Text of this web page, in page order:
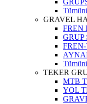
GRAVEL
FREN
GRUP
TEKER
MTB
YOL